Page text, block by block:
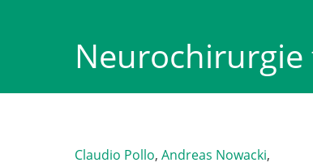
Claudio Pollo, Andreas Nowacki,